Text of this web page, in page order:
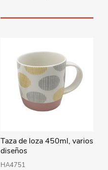
Taza de loza 450ml, varios
diseños
HA4751